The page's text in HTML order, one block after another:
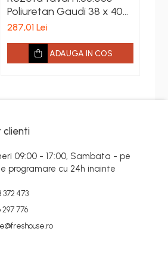
Poliuretan Gaudi 38 x 404
mm
287,01 Lei
ADAUGA IN COS
clienti
09:00 - 17:00, Sambata - pe
programare cu 24h inainte
372 473
297 776